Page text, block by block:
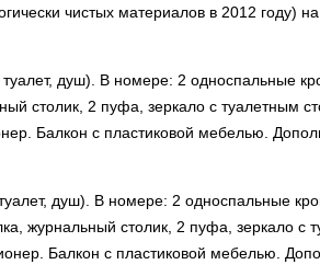
чистых материалов в 2012 году)
душ). В номере: 2 односпальные
столик, 2 пуфа, зеркало с туалетным
Балкон с пластиковой мебелью.
душ). В номере: 2 односпальные
журнальный столик, 2 пуфа, зеркало с
Балкон с пластиковой мебелью.